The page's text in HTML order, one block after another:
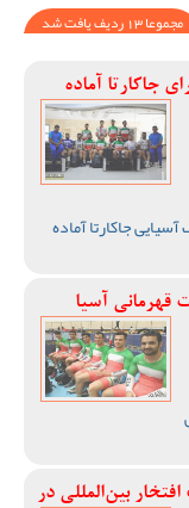
مجموعا 13 ردیف یافت شد
جاکارتا آماده
جاکارتا آماده
آسیا
بین‌‌المللی در